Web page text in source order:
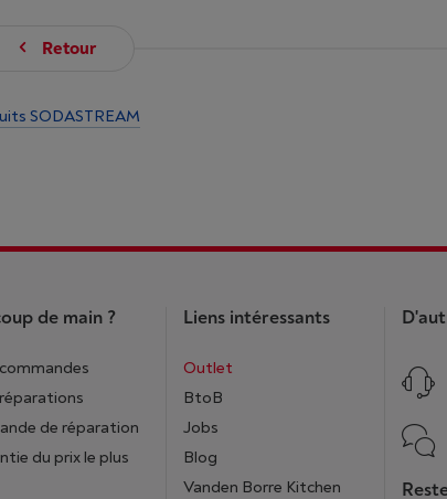
Retour
SODASTREAM
de main ?
de réparation
du prix le plus
Liens intéressants
Outlet
BtoB
Jobs
Blog
Vanden Borre Kitchen